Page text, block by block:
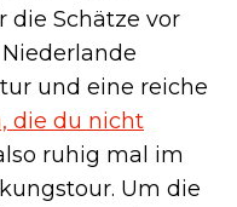
die Schätze vor
und eine reiche
die du nicht
ruhig mal im
Um die